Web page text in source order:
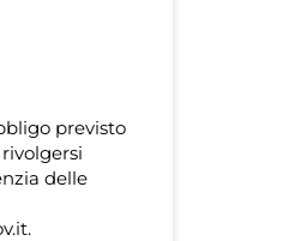
previsto
delle